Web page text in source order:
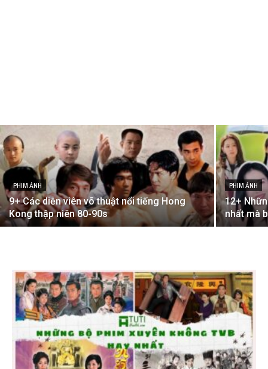
PHIM ẢNH
9+ Các diễn viên võ thuật nổi tiếng Hong
Kong thập niên 80-90s
PHIM ẢNH
12+
nhất mà